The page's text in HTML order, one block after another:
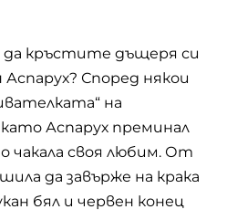
да кръстите дъщеря си
Според някои
на
Аспарух преминал
чакала своя любим. От
да завърже на крака
бял и червен конец